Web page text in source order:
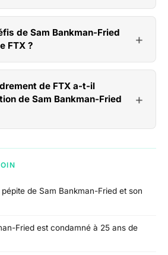
de Sam Bankman-Fried
FTX ?
de FTX a-t-il
de Sam Bankman-Fried
de Sam Bankman-Fried et son
Fried est condamné à 25 ans de